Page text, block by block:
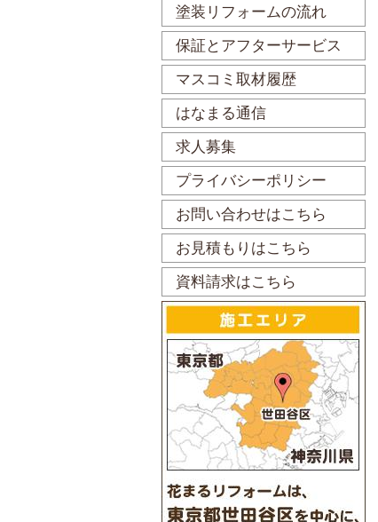
塗装リフォームの流れ
保証とアフターサービス
マスコミ取材履歴
はなまる通信
求人募集
プライバシーポリシー
お問い合わせはこちら
お見積もりはこちら
資料請求はこちら